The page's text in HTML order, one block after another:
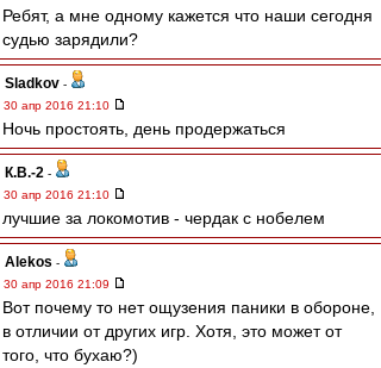
Ребят, а мне одному кажется что наши сегодня
судью зарядили?
Sladkov -
30 апр 2016 21:10
Ночь простоять, день продержаться
К.В.-2 -
30 апр 2016 21:10
лучшие за локомотив - чердак с нобелем
Alekos -
30 апр 2016 21:09
Вот почему то нет ощузения паники в обороне,
в отличии от других игр. Хотя, это может от
того, что бухаю?)